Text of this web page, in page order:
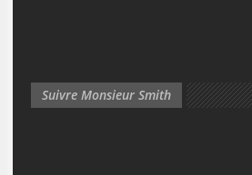
Suivre Monsieur Smith